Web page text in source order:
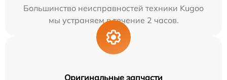
Большинство неисправностей техники Kugoo
мы устраняем в течение 2 часов.
Оригинальные запчасти